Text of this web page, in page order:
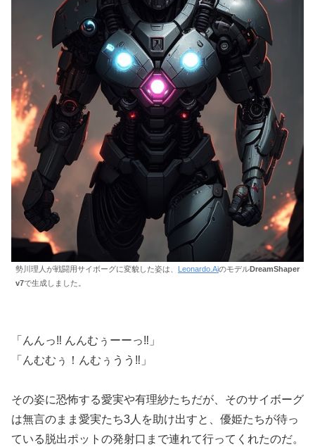
勢川理人が戦闘用サイボーグに変貌した姿は、 Leonardo.AiのモデルDreamShaper
v7で生成しました。
「んんっ‼ んんむぅーーっ‼」
「んむむぅ！んむぅうう‼」
その姿に恐怖する愛実や有理紗たちだが、そのサイボーグ
は無言のまま愛実たち3人を助け出すと、優姫たちが待っ
ている脱出ポットの発射口まで連れて行ってくれたのだ。